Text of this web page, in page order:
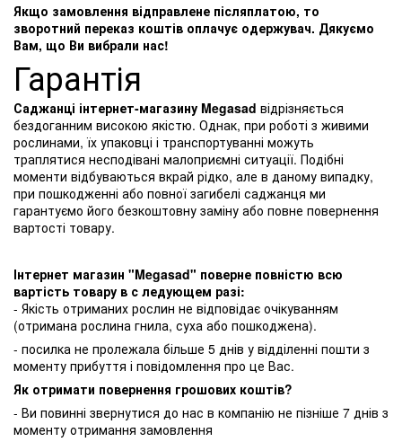
Якщо замовлення відправлене післяплатою, то
зворотний переказ коштів оплачує одержувач. Дякуємо
Вам, що Ви вибрали нас!
Гарантія
Саджанці інтернет-магазину Megasad відрізняється
бездоганним високою якістю. Однак, при роботі з живими
рослинами, їх упаковці і транспортуванні можуть
траплятися несподівані малоприємні ситуації. Подібні
моменти відбуваються вкрай рідко, але в даному випадку,
при пошкодженні або повної загибелі саджанця ми
гарантуємо його безкоштовну заміну або повне повернення
вартості товару.
Інтернет магазин "Megasad" поверне повністю всю
вартість товару в с ледующем разі:
- Якість отриманих рослин не відповідає очікуванням
(отримана рослина гнила, суха або пошкоджена).
- посилка не пролежала більше 5 днів у відділенні пошти з
моменту прибуття і повідомлення про це Вас.
Як отримати повернення грошових коштів?
- Ви повинні звернутися до нас в компанію не пізніше 7 днів з
моменту отримання замовлення